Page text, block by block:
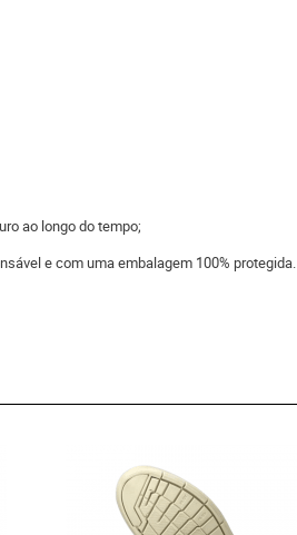
ao longo do tempo;
e com uma embalagem 100% protegida.